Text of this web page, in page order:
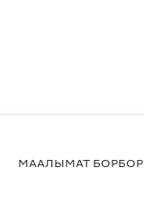
МААЛЫМАТ БОРБОР